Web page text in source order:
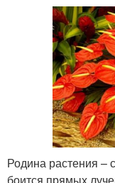
Родина растения –